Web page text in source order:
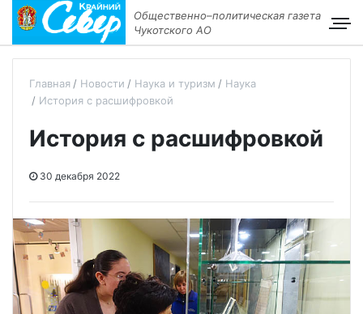
Общественно–политическая газета
Чукотского АО
Главная Новости Наука и туризм
Наука
История с расшифровкой
История с расшифровкой
30 декабря 2022